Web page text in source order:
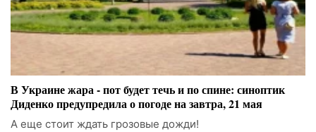
В Украине жара - пот будет течь и по спине: синоптик
Диденко предупредила о погоде на завтра, 21 мая
А еще стоит ждать грозовые дожди!